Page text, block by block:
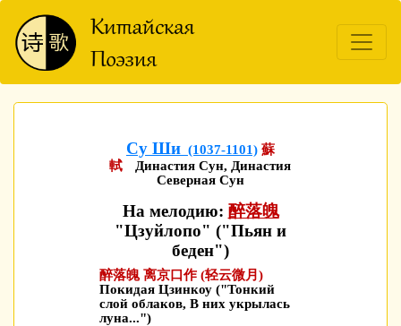
Су Ши (1037-1101) 蘇
軾
Династия Сун, Династия
Северная Сун
На мелодию: 醉落魄
"Цзуйлопо" ("Пьян и
беден")
醉落魄 离京口作 (轻云微月)
Покидая Цзинкоу ("Тонкий
слой облаков, В них укрылась
луна...")